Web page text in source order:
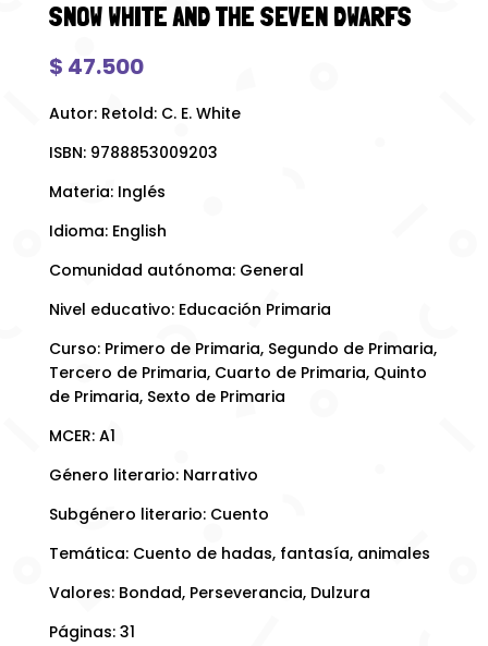
SNOW WHITE AND THE SEVEN DWARFS
$ 47.500
Autor: Retold: C. E. White
ISBN: 9788853009203
Materia: Inglés
Idioma: English
Comunidad autónoma: General
Nivel educativo: Educación Primaria
Curso: Primero de Primaria, Segundo de Primaria,
Tercero de Primaria, Cuarto de Primaria, Quinto
de Primaria, Sexto de Primaria
MCER: A1
Género literario: Narrativo
Subgénero literario: Cuento
Temática: Cuento de hadas, fantasía, animales
Valores: Bondad, Perseverancia, Dulzura
Páginas: 31